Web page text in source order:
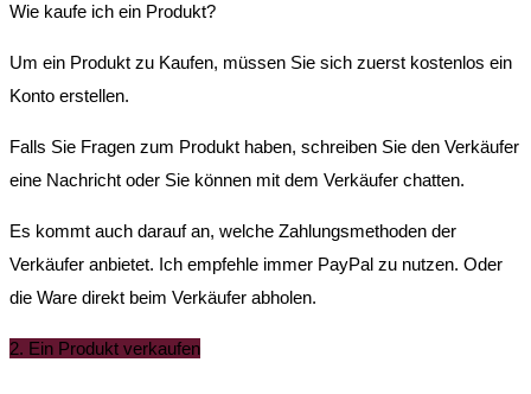
Wie kaufe ich ein Produkt?
Um ein Produkt zu Kaufen, müssen Sie sich zuerst kostenlos ein
Konto erstellen.
Falls Sie Fragen zum Produkt haben, schreiben Sie den Verkäufer
eine Nachricht oder Sie können mit dem Verkäufer chatten.
Es kommt auch darauf an, welche Zahlungsmethoden der
Verkäufer anbietet. Ich empfehle immer PayPal zu nutzen. Oder
die Ware direkt beim Verkäufer abholen.
2. Ein Produkt verkaufen